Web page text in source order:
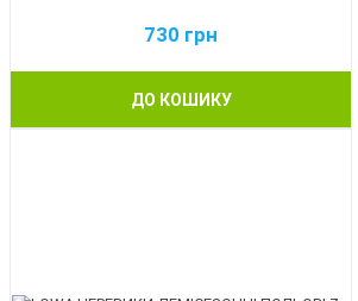
730 грн
ДО КОШИКУ